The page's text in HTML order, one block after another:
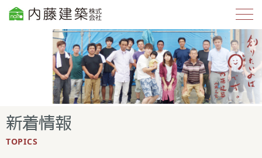
新着情報
TOPICS